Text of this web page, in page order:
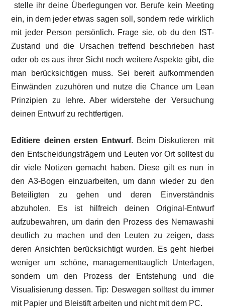
stelle ihr deine Überlegungen vor. Berufe kein Meeting
ein, in dem jeder etwas sagen soll, sondern rede wirklich
mit jeder Person persönlich. Frage sie, ob du den IST-
Zustand und die Ursachen treffend beschrieben hast
oder ob es aus ihrer Sicht noch weitere Aspekte gibt, die
man berücksichtigen muss. Sei bereit aufkommenden
Einwänden zuzuhören und nutze die Chance um Lean
Prinzipien zu lehre. Aber widerstehe der Versuchung
deinen Entwurf zu rechtfertigen.
Editiere deinen ersten Entwurf. Beim Diskutieren mit
den Entscheidungsträgern und Leuten vor Ort solltest du
dir viele Notizen gemacht haben. Diese gilt es nun in
den A3-Bogen einzuarbeiten, um dann wieder zu den
Beteiligten zu gehen und deren Einverständnis
abzuholen. Es ist hilfreich deinen Original-Entwurf
aufzubewahren, um darin den Prozess des Nemawashi
deutlich zu machen und den Leuten zu zeigen, dass
deren Ansichten berücksichtigt wurden. Es geht hierbei
weniger um schöne, managementtauglich Unterlagen,
sondern um den Prozess der Entstehung und die
Visualisierung dessen. Tip: Deswegen solltest du immer
mit Papier und Bleistift arbeiten und nicht mit dem PC.